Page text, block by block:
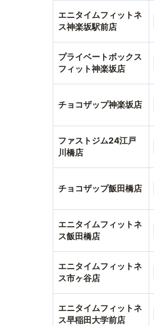
エニタイムフィットネ
ス神楽坂駅前店
プライベートボックス
フィット神楽坂店
チョコザップ神楽坂店
ファストジム24江戸
川橋店
チョコザップ飯田橋店
エニタイムフィットネ
ス飯田橋店
エニタイムフィットネ
ス市ヶ谷店
エニタイムフィットネ
ス早稲田大学前店